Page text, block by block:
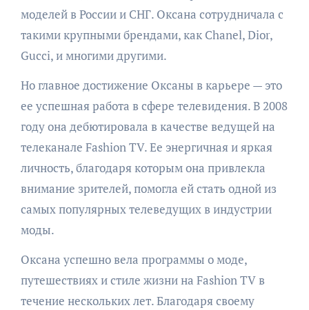
моделей в России и СНГ. Оксана сотрудничала с
такими крупными брендами, как Chanel, Dior,
Gucci, и многими другими.
Но главное достижение Оксаны в карьере — это
ее успешная работа в сфере телевидения. В 2008
году она дебютировала в качестве ведущей на
телеканале Fashion TV. Ее энергичная и яркая
личность, благодаря которым она привлекла
внимание зрителей, помогла ей стать одной из
самых популярных телеведущих в индустрии
моды.
Оксана успешно вела программы о моде,
путешествиях и стиле жизни на Fashion TV в
течение нескольких лет. Благодаря своему